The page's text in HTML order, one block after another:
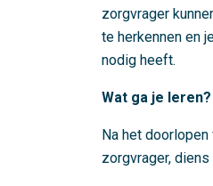
zorgvrager
te herkennen en
nodig heeft.
Wat ga je leren?
Na het
zorgvrager,